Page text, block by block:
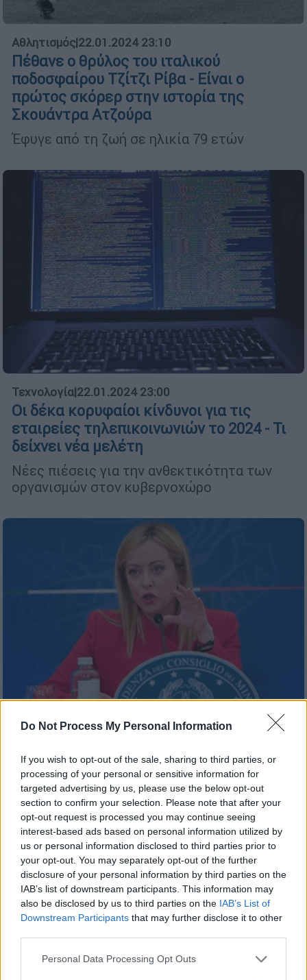
Do Not Process My Personal Information
If you wish to opt-out of the sale, sharing to third parties, or
processing of your personal or sensitive information for
targeted advertising by us, please use the below opt-out
section to confirm your selection. Please note that after your
opt-out request is processed you may continue seeing
interest-based ads based on personal information utilized by
us or personal information disclosed to third parties prior to
your opt-out. You may separately opt-out of the further
disclosure of your personal information by third parties on the
IAB’s list of downstream participants. This information may
also be disclosed by us to third parties on the IAB’s List of
Downstream Participants that may further disclose it to other
Please note that this website/app uses one or more Google
Personal Data Processing Opt Outs
Αθλητισμός|22.01.2024 23:10
Πέθανε ο θρύλος του ιταλικού
ποδοσφαίρου Τζίτζι Ρίβα - Είναι ο
πρώτος σκόρερ στην ιστορία της
Σκουάντρα Ατζούρα
Έφυγε από τη ζωή σε ηλικία 79 ετών
Τεχνολογία|22.01.2024 23:00
Οι δέκα κορυφαίοι κίνδυνοι για τις
εταιρείες τηλεπικοινωνιών το 2024 - Τι
δείχνει νέα μελέτη
Νέες πιέσεις για την ανθεκτικότητα των
οργανισμών στον κυβερνοχώρο
Ανοιχτό αφήνει η Μελόνι το ενδεχόμενο
να είναι υποψήφια στις Ευρωεκλογές:
«Θέλω η Ιταλία να μετρά περισσότερο»
«Θα αποφασίσει την τελευταία στιγμή, αν θα
είμαι υποψήφια»